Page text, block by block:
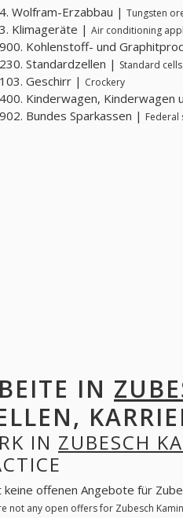
Wolfram-Erzabbau | Tungsten
Klimageräte | Air conditioning
Kohlenstoff- und
Standardzellen | Standard cells
Geschirr | Crockery
Kinderwagen, Kinderwagen
Bundes Sparkassen | Federal
IN
IN ZUBESCH
keine offenen Angebote für
not any open offers for Zubesch